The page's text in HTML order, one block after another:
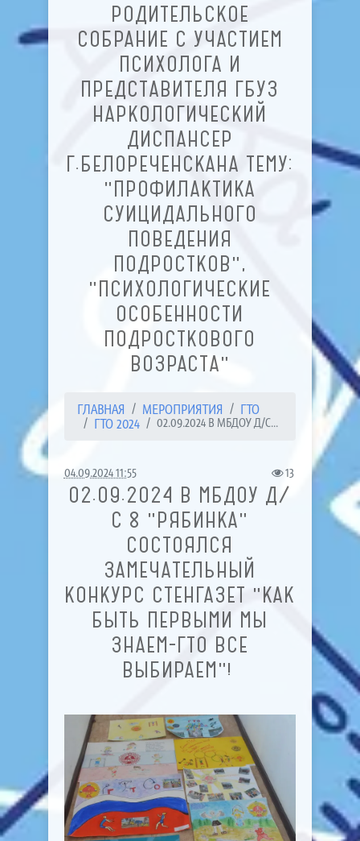
РОДИТЕЛЬСКОЕ
СОБРАНИЕ С УЧАСТИЕМ
ПСИХОЛОГА И
ПРЕДСТАВИТЕЛЯ ГБУЗ
НАРКОЛОГИЧЕСКИЙ
ДИСПАНСЕР
Г.БЕЛОРЕЧЕНСКАНА ТЕМУ:
"ПРОФИЛАКТИКА
СУИЦИДАЛЬНОГО
ПОВЕДЕНИЯ
ПОДРОСТКОВ",
"ПСИХОЛОГИЧЕСКИЕ
ОСОБЕННОСТИ
ПОДРОСТКОВОГО
ВОЗРАСТА"
ГЛАВНАЯ МЕРОПРИЯТИЯ
ГТО
ГТО 2024
02.09.2024 В МБДОУ Д/С...
04.09.2024 11:55 13
02.09.2024 В МБДОУ Д/
С 8 "РЯБИНКА"
СОСТОЯЛСЯ
ЗАМЕЧАТЕЛЬНЫЙ
КОНКУРС СТЕНГАЗЕТ "КАК
БЫТЬ ПЕРВЫМИ МЫ
ЗНАЕМ-ГТО ВСЕ
ВЫБИРАЕМ"!